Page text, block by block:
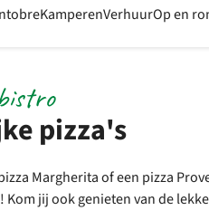
KamperenVerhuurOp en
pizza's
Margherita of een pizza
Kom jij ook genieten van de